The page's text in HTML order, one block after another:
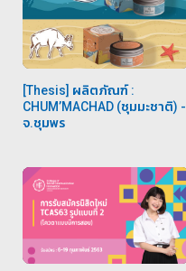
[Thesis] ผลิตภัณฑ์ :
CHUM’MACHAD (ชุมมะชาติ)⁣ -
จ.ชุมพร